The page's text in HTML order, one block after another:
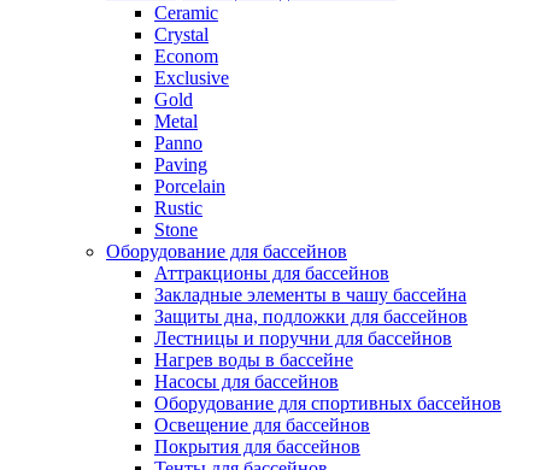
Ceramic
Crystal
Econom
Exclusive
Gold
Metal
Panno
Paving
Porcelain
Rustic
Stone
Оборудование для бассейнов
Аттракционы для бассейнов
Закладные элементы в чашу бассейна
Защиты дна, подложки для бассейнов
Лестницы и поручни для бассейнов
Нагрев воды в бассейне
Насосы для бассейнов
Оборудование для спортивных бассейнов
Освещение для бассейнов
Покрытия для бассейнов